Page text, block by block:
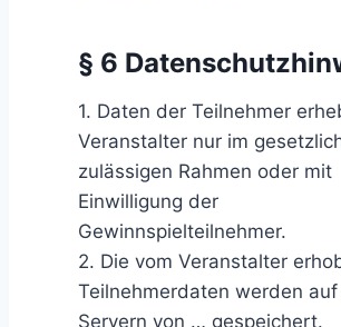
§ 6
1. Daten der Teilnehmer
Veranstalter nur im
zulässigen Rahmen oder mit
Einwilligung der
Gewinnspielteilnehmer.
2. Die vom Veranstalter
Teilnehmerdaten werden
Servern von … gespeichert.